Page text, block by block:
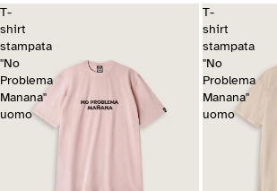
T-
shirt
stampata
"No
Problema
Manana"
uomo
T-
shirt
stampata
"No
Problema
Manana"
uomo